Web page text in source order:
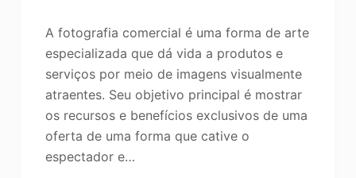
A fotografia comercial é uma forma de arte
especializada que dá vida a produtos e
serviços por meio de imagens visualmente
atraentes. Seu objetivo principal é mostrar
os recursos e benefícios exclusivos de uma
oferta de uma forma que cative o
espectador e…